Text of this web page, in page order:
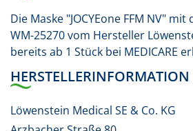
Die Maske "JOCYEone FFM NV"
WM-25270 vom Hersteller
bereits ab 1 Stück bei MEDICARE
HERSTELLERINFORMATION
Löwenstein Medical SE & Co. KG